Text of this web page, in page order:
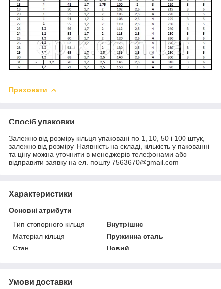
Приховати
Спосіб упаковки
Залежно від розміру кільця упаковані по 1, 10, 50 і 100 штук,
залежно від розміру. Наявність на складі, кількість у пакованні
та ціну можна уточнити в менеджерів телефонами або
відправити заявку на ел. пошту 7563670@gmail.com
Характеристики
Основні атрибути
Тип стопорного кільця
Внутрішнє
Матеріал кільця
Пружинна сталь
Стан
Новий
Умови доставки